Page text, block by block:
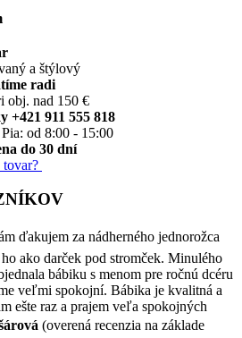
a štýlový
radi
obj. nad 150 €
+421 911 555 818
od 8:00 - 15:00
do 30 dní
ďakujem za nádherného jednorožca
ako darček pod stromček. Minulého
bábiku s menom pre ročnú dcéru
veľmi spokojní. Bábika je kvalitná a
ešte raz a prajem veľa spokojných
(overená recenzia na základe